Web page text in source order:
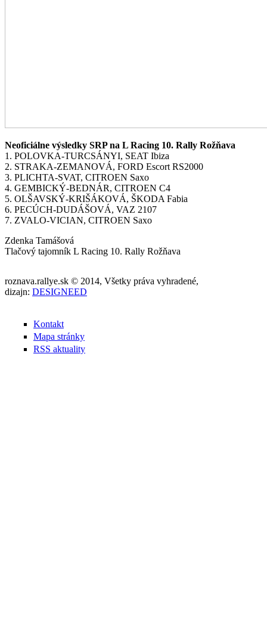
Neoficiálne výsledky SRP na L Racing 10. Rally Rožňava
1. POLOVKA-TURCSÁNYI, SEAT Ibiza
2. STRAKA-ZEMANOVÁ, FORD Escort RS2000
3. PLICHTA-SVAT, CITROEN Saxo
4. GEMBICKÝ-BEDNÁR, CITROEN C4
5. OLŠAVSKÝ-KRIŠÁKOVÁ, ŠKODA Fabia
6. PECÚCH-DUDÁŠOVÁ, VAZ 2107
7. ZVALO-VICIAN, CITROEN Saxo
Zdenka Tamášová
Tlačový tajomník L Racing 10. Rally Rožňava
roznava.rallye.sk © 2014, Všetky práva vyhradené,
dizajn: DESIGNEED
Kontakt
Mapa stránky
RSS aktuality